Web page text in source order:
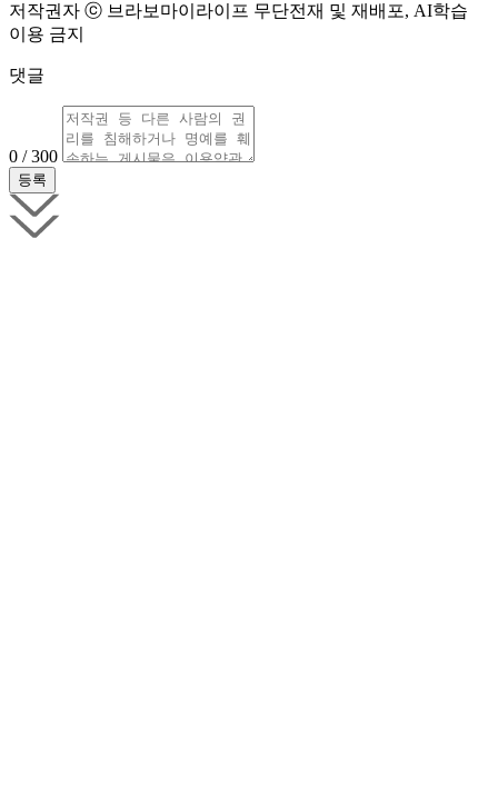
저작권자 ⓒ 브라보마이라이프 무단전재 및 재배포, AI학습
이용 금지
댓글
0 / 300